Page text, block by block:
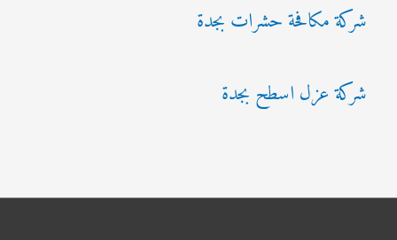
شركة مكافحة حشرات بجدة
شركة عزل اسطح بجدة